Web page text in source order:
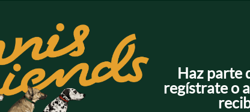
Haz parte
regístrate o